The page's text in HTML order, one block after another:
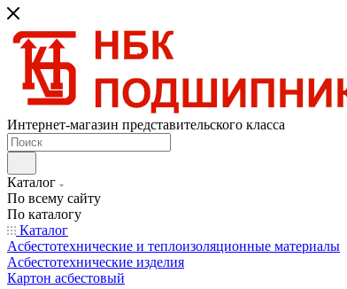
Интернет-магазин представительского класса
Каталог
По всему сайту
По каталогу
Каталог
Асбестотехнические и теплоизоляционные материалы
Асбестотехнические изделия
Картон асбестовый